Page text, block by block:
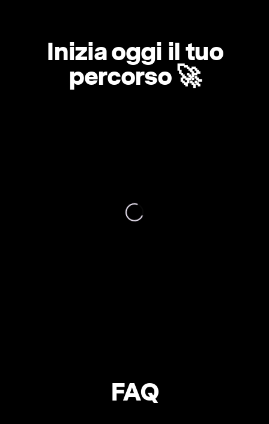
Inizia oggi il tuo
percorso 🚀
FAQ